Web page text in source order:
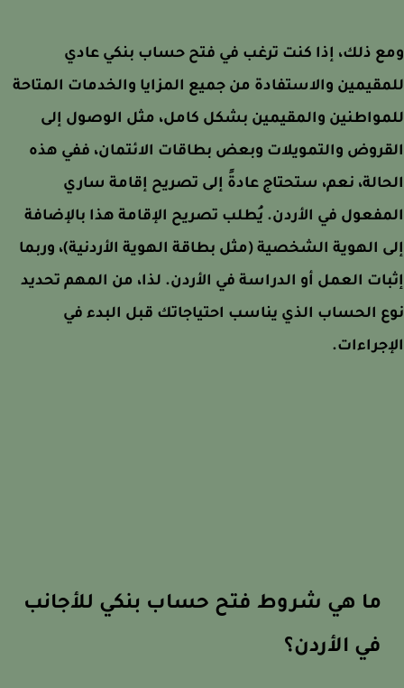
ذلك، إذا كنت ترغب في فتح حساب بنكي عادي
والاستفادة من جميع المزايا والخدمات المتاحة
والمقيمين بشكل كامل، مثل الوصول إلى
والتمويلات وبعض بطاقات الائتمان، ففي هذه
نعم، ستحتاج عادةً إلى تصريح إقامة ساري
في الأردن. يُطلب تصريح الإقامة هذا بالإضافة
الهوية الشخصية (مثل بطاقة الهوية الأردنية)، وربما
العمل أو الدراسة في الأردن. لذا، من المهم تحديد
الحساب الذي يناسب احتياجاتك قبل البدء في
ما هي شروط فتح حساب بنكي للأجانب
في الأردن؟